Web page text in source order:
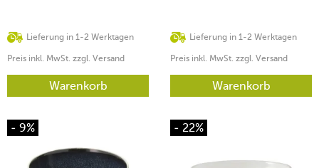
Lieferung in 1-2 Werktagen
Preis inkl. MwSt. zzgl. Versand
Warenkorb
Lieferung in 1-2 Werktagen
Preis inkl. MwSt. zzgl. Versand
Warenkorb
- 9% - 22%